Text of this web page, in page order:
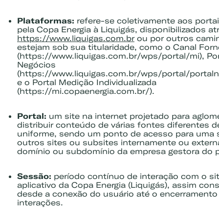
Plataformas: refere-se coletivamente aos
pela Copa Energia à Liquigás, disponibilizados
https://www.liquigas.com.brou por outros
estejam sob sua titularidade, como o Canal
(https://www.liquigas.com.br/wps/portal/mi),
Negócios
(https://www.liquigas.com.br/wps/portal/
e o Portal Medição Individualizada
(https://mi.copaenergia.com.br/).
Portal: um site na internet projetado para
distribuir conteúdo de várias fontes diferentes
uniforme, sendo um ponto de acesso para uma
outros sites ou subsites internamente ou
domínio ou subdomínio da empresa gestora do
Sessão: período contínuo de interação com o
aplicativo da Copa Energia (Liquigás), assim
desde a conexão do usuário até o
interações.